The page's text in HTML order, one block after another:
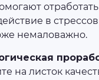
в
немаловажно.
на листок